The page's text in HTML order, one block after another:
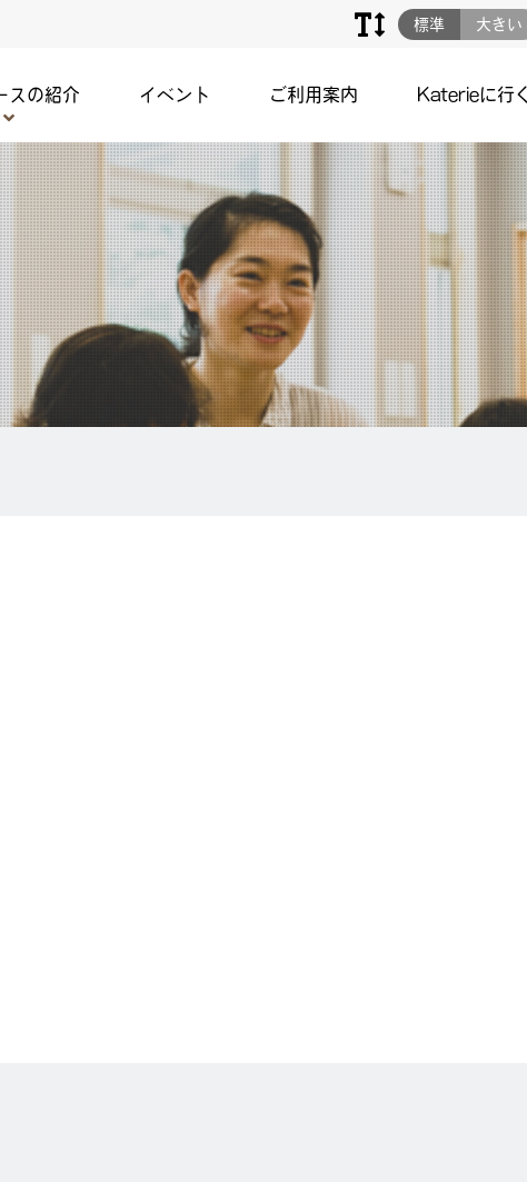
標準 大きい
スの紹介 イベント ご利用案内
Katerieに行く